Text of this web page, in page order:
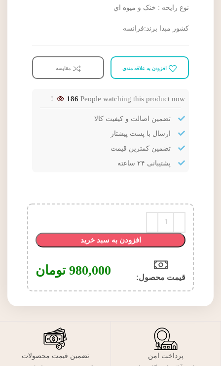
نوع رايحه : خنک و ميوه اي
کشور مبدا برند:فرانسه
افزودن به علاقه مندی مقایسه
186 People watching this product now!
تضمین اصالت و کیفیت کالا
ارسال با پست پیشتاز
تضمین کمترین قیمت
پشتیبانی ۲۴ ساعته
افزودن به سبد خرید
قیمت محصول:​ 980,000 تومان
پرداخت امن تضمین قیمت محصولات